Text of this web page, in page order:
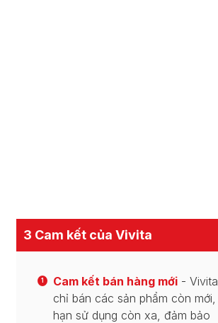
3 Cam kết của Vivita
1 Cam kết bán hàng mới - Vivita
chỉ bán các sản phẩm còn mới,
hạn sử dụng còn xa, đảm bảo